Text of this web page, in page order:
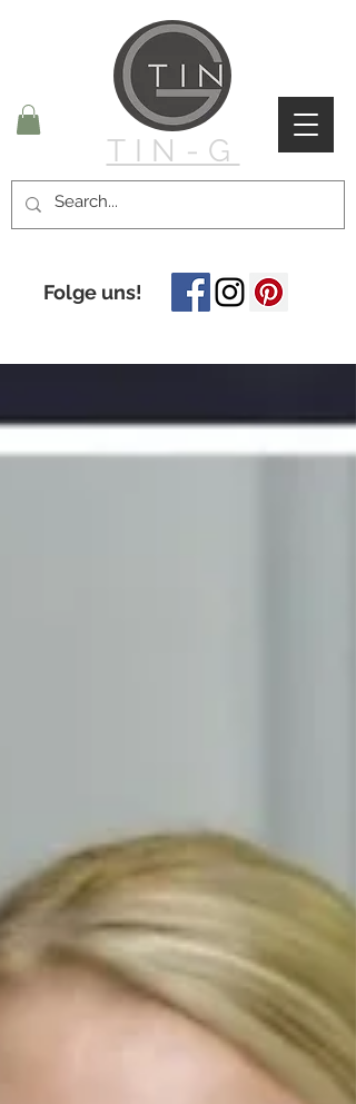
TIN-G
Folge uns!